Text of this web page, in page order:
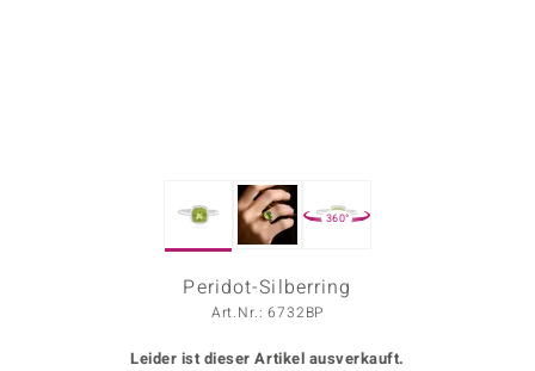
360°
Peridot-Silberring
Art.Nr.: 6732BP
Leider ist dieser Artikel ausverkauft.